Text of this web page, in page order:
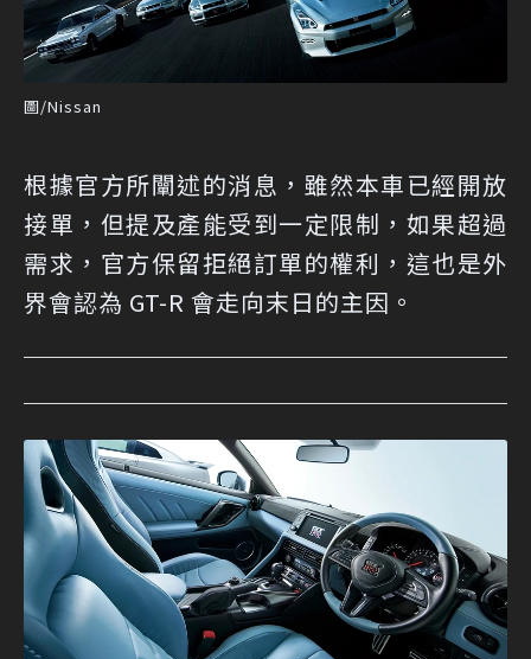
圖/Nissan
根據官方所闡述的消息，雖然本車已經開放
接單，但提及產能受到一定限制，如果超過
需求，官方保留拒絕訂單的權利，這也是外
界會認為 GT-R 會走向末日的主因。